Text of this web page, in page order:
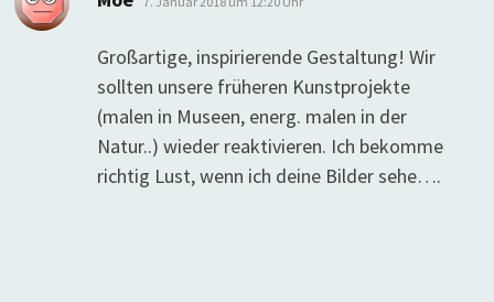
Großartige, inspirierende Gestaltung! Wir
sollten unsere früheren Kunstprojekte
(malen in Museen, energ. malen in der
Natur..) wieder reaktivieren. Ich bekomme
richtig Lust, wenn ich deine Bilder sehe….